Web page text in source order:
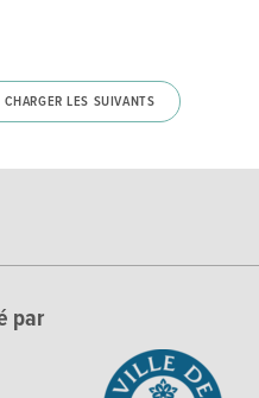
CHARGER LES SUIVANTS
par